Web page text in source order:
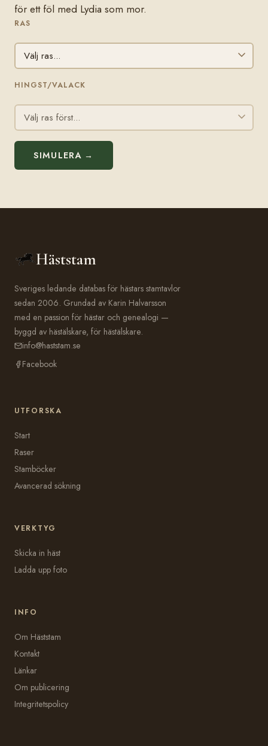
för ett föl med Lydia som mor.
RAS
HINGST/VALACK
SIMULERA →
Häststam
Sveriges ledande databas för hästars stamtavlor
sedan 2006. Grundad av Karin Halvarsson
med en passion för hästar och genealogi —
byggd av hästälskare, för hästälskare.
info@haststam.se
Facebook
UTFORSKA
Start
Raser
Stamböcker
Avancerad sökning
VERKTYG
Skicka in häst
Ladda upp foto
INFO
Om Häststam
Kontakt
Länkar
Om publicering
Integritetspolicy